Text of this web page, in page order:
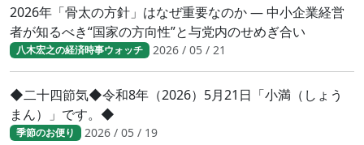
2026年「骨太の方針」はなぜ重要なのか ― 中小企業経営
者が知るべき“国家の方向性”と与党内のせめぎ合い
八木宏之の経済時事ウォッチ 2026 / 05 / 21
◆二十四節気◆令和8年（2026）5月21日「小満（しょう
まん）」です。◆
季節のお便り 2026 / 05 / 19